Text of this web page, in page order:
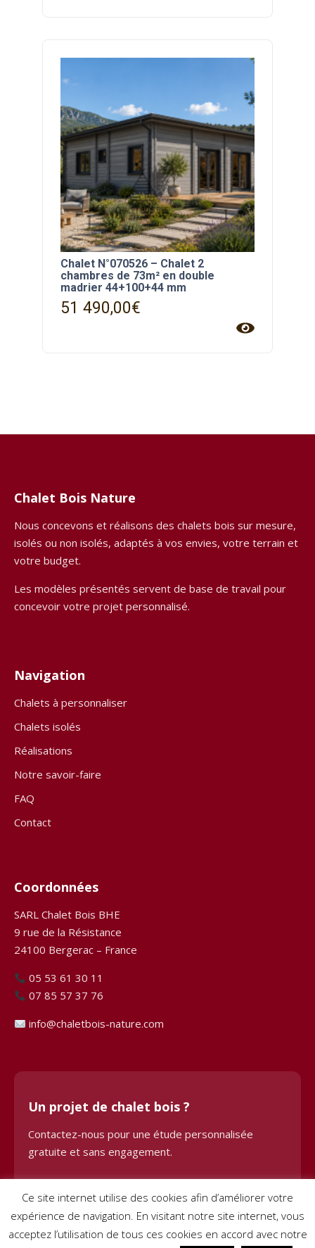
Chalet N°070526 – Chalet 2
chambres de 73m² en double
madrier 44+100+44 mm
51 490,00€
Chalet Bois Nature
Nous concevons et réalisons des chalets bois sur mesure,
isolés ou non isolés, adaptés à vos envies, votre terrain et
votre budget.
Les modèles présentés servent de base de travail pour
concevoir votre projet personnalisé.
Navigation
Chalets à personnaliser
Chalets isolés
Réalisations
Notre savoir-faire
FAQ
Contact
Coordonnées
SARL Chalet Bois BHE
9 rue de la Résistance
24100 Bergerac – France
05 53 61 30 11
07 85 57 37 76
info@chaletbois-nature.com
Un projet de chalet bois ?
Contactez-nous pour une étude personnalisée
gratuite et sans engagement.
Demander une étude
Ce site internet utilise des cookies afin d’améliorer votre
expérience de navigation. En visitant notre site internet, vous
acceptez l’utilisation de tous ces cookies en accord avec notre